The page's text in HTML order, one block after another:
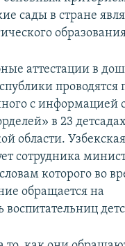
сады в стране
аттестации в
проводятся
с информацией
в 23
области.
сотрудника
которого во
обращается на
воспитательниц